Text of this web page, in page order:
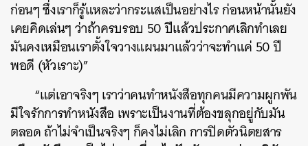
ก่อนๆ ซึ่งเราก็รู้แหละว่ากระแสเป็นอย่างไร ก่อนหน้านั้นยัง
เคยคิดเล่นๆ ว่าถ้าครบรอบ 50 ปีแล้วประกาศเลิกทำเลย
มันคงเหมือนเราตั้งใจวางแผนมาแล้วว่าจะทำแค่ 50 ปี
พอดี (หัวเราะ)”
“แต่เอาจริงๆ เราว่าคนทำหนังสือทุกคนมีความผูกพัน
มีใจรักการทำหนังสือ เพราะเป็นงานที่ต้องขลุกอยู่กับมัน
ตลอด ถ้าไม่จำเป็นจริงๆ ก็คงไม่เลิก การปิดตัวนิตยสาร